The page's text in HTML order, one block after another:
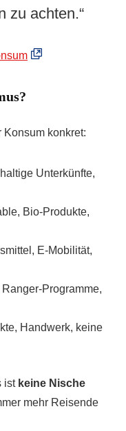
zu achten.“
Konsum konkret:
Unterkünfte,
Bio-Produkte,
E-Mobilität,
Programme,
Handwerk, keine
ist keine Nische
mehr Reisende